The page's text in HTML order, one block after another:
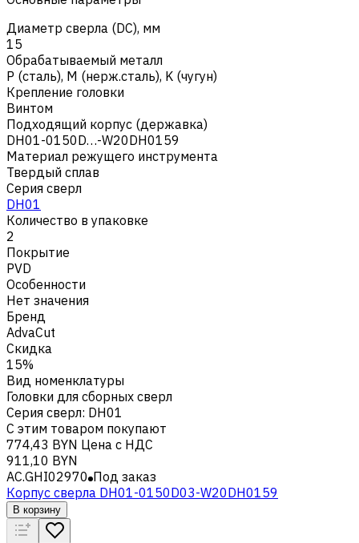
Диаметр сверла (DC), мм
15
Обрабатываемый металл
Р (сталь), M (нерж.сталь), K (чугун)
Крепление головки
Винтом
Подходящий корпус (державка)
DH01-0150D…-W20DH0159
Материал режущего инструмента
Твердый сплав
Серия сверл
DH01
Количество в упаковке
2
Покрытие
PVD
Особенности
Нет значения
Бренд
AdvaCut
Скидка
15%
Вид номенклатуры
Головки для сборных сверл
Серия сверл: DH01
С этим товаром покупают
774,43 BYN Цена с НДС
911,10 BYN
AC.GHI02970 Под заказ
Корпус сверла DH01-0150D03-W20DH0159
В корзину